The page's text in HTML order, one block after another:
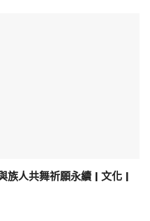
族人共舞祈願永續 | 文化 |